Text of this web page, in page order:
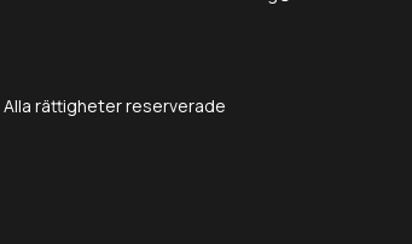
rättigheter reserverade